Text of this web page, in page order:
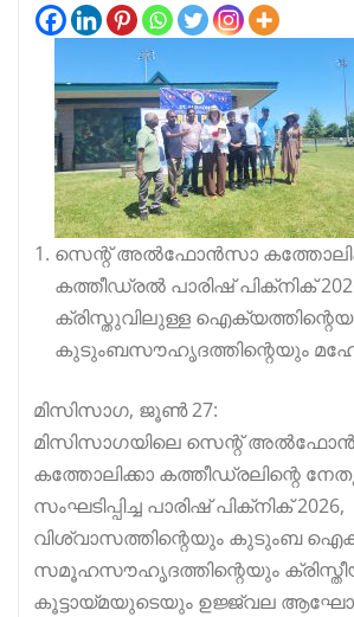
സെന്റ് അൽഫോൻസാ
കത്തീഡ്രൽ പാരിഷ് പിക്‌നിക്
ക്രിസ്തുവിലുള്ള
കുടുംബസൗഹൃദത്തിന്റെയും
മിസിസാഗ, ജൂൺ 27:
മിസിസാഗയിലെ സെന്റ്
കത്തോലിക്കാ കത്തീഡ്രലിന്റെ
സംഘടിപ്പിച്ച പാരിഷ് പിക്‌നിക് 2026,
വിശ്വാസത്തിന്റെയും കുടുംബ
സമൂഹസൗഹൃദത്തിന്റെയും
കൂട്ടായ്മയുടെയും ഉജ്ജ്വല